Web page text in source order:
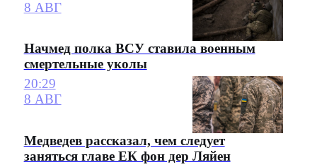
8 АВГ
Начмед полка ВСУ ставила военным
смертельные уколы
20:29
8 АВГ
Медведев рассказал, чем следует
заняться главе ЕК фон дер Ляйен